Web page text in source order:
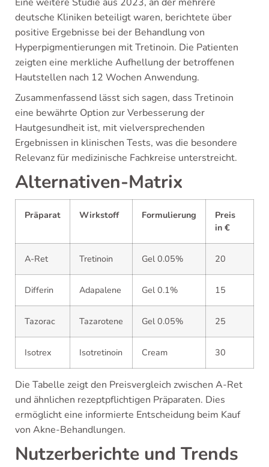
deutsche Kliniken beteiligt waren, berichtete über
positive Ergebnisse bei der Behandlung von
Hyperpigmentierungen mit Tretinoin. Die Patienten
zeigten eine merkliche Aufhellung der betroffenen
Hautstellen nach 12 Wochen Anwendung.
Zusammenfassend lässt sich sagen, dass Tretinoin
eine bewährte Option zur Verbesserung der
Hautgesundheit ist, mit vielversprechenden
Ergebnissen in klinischen Tests, was die besondere
Relevanz für medizinische Fachkreise unterstreicht.
Alternativen-Matrix
Präparat Wirkstoff Formulierung
Preis
in €
A-Ret Tretinoin Gel 0.05% 20
Differin Adapalene Gel 0.1% 15
Tazorac Tazarotene Gel 0.05% 25
Isotrex Isotretinoin Cream 30
Die Tabelle zeigt den Preisvergleich zwischen A-Ret
und ähnlichen rezeptpflichtigen Präparaten. Dies
ermöglicht eine informierte Entscheidung beim Kauf
von Akne-Behandlungen.
Nutzerberichte und Trends